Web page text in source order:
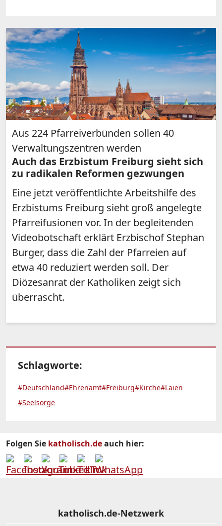
Aus 224 Pfarreiverbünden sollen 40
Verwaltungszentren werden
Auch das Erzbistum Freiburg sieht sich
zu radikalen Reformen gezwungen
Eine jetzt veröffentlichte Arbeitshilfe des
Erzbistums Freiburg sieht groß angelegte
Pfarreifusionen vor. In der begleitenden
Videobotschaft erklärt Erzbischof Stephan
Burger, dass die Zahl der Pfarreien auf
etwa 40 reduziert werden soll. Der
Diözesanrat der Katholiken zeigt sich
überrascht.
Schlagworte:
#Deutschland#Ehrenamt#Freiburg#Kirche#Laien
#Seelsorge
Folgen Sie katholisch.deauch hier:
katholisch.de-Netzwerk